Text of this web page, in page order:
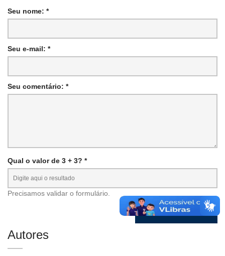
Seu nome: *
Seu e-mail: *
Seu comentário: *
Qual o valor de 3 + 3? *
Precisamos validar o formulário.
Autores